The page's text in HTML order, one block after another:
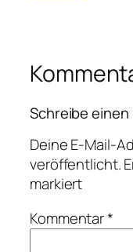
Schreibe
Deine E-Mail-
veröffentlicht.
markiert
Kommentar*